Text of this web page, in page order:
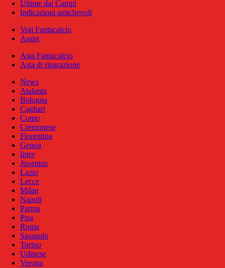
Ultime dai Campi
Indicazioni amichevoli
Voti Fantacalcio
Assist
Asta Fantacalcio
Asta di riparazione
News
Atalanta
Bologna
Cagliari
Como
Cremonese
Fiorentina
Genoa
Inter
Juventus
Lazio
Lecce
Milan
Napoli
Parma
Pisa
Roma
Sassuolo
Torino
Udinese
Verona